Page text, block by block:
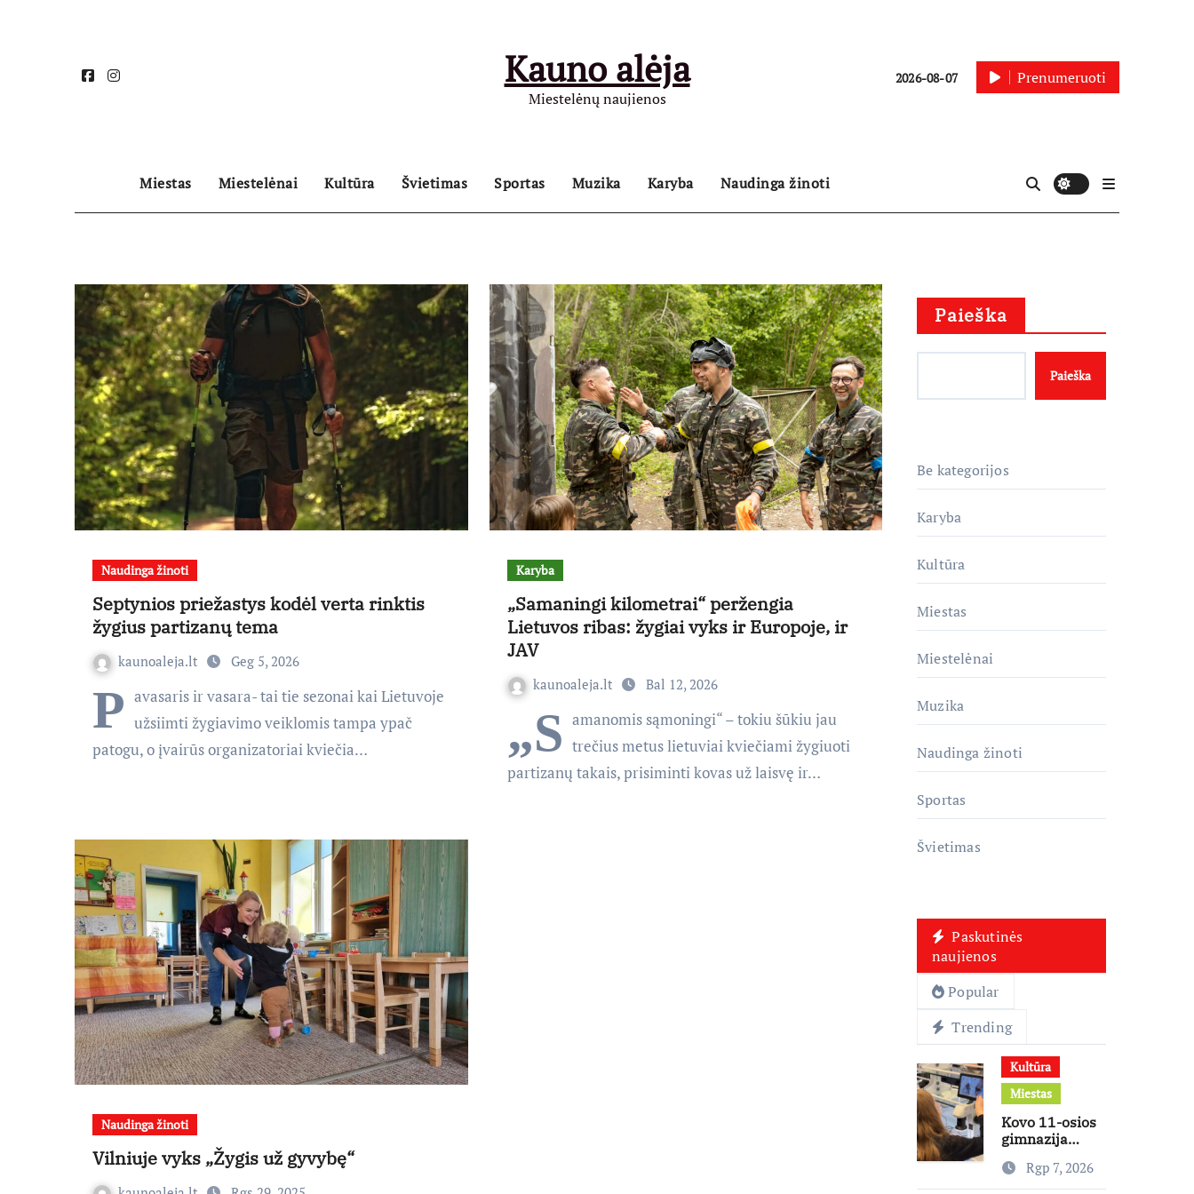
Kauno alėja
Miestelėnų naujienos
2026-08-07 Prenumeruoti
Miestas Miestelėnai Kultūra Švietimas Sportas Muzika Karyba Naudinga žinoti
Naudinga žinoti
Septynios priežastys kodėl verta rinktis
žygius partizanų tema
kaunoaleja.lt Geg 5, 2026
P avasaris ir vasara- tai tie sezonai kai Lietuvoje
užsiimti žygiavimo veiklomis tampa ypač
patogu, o įvairūs organizatoriai kviečia…
Karyba
„Samaningi kilometrai“ peržengia
Lietuvos ribas: žygiai vyks ir Europoje, ir
JAV
kaunoaleja.lt Bal 12, 2026
„S amanomis sąmoningi“ – tokiu šūkiu jau
trečius metus lietuviai kviečiami žygiuoti
partizanų takais, prisiminti kovas už laisvę ir…
Naudinga žinoti
Vilniuje vyks „Žygis už gyvybę“
Paieška
Paieška
Be kategorijos
Karyba
Kultūra
Miestas
Miestelėnai
Muzika
Naudinga žinoti
Sportas
Švietimas
Paskutinės
naujienos
Popular
Trending
Kultūra
Miestas
Kovo 11-osios
gimnazija
mokymosi
kultūrą: nuo
Rgp 7, 2026